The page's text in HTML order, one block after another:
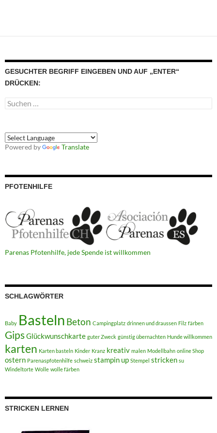
GESUCHTER BEGRIFF EINGEBEN UND AUF „ENTER“
DRÜCKEN:
Suchen
nach:
Powered by Translate
PFOTENHILFE
Parenas Pfotenhilfe, jede Spende ist willkommen
SCHLAGWÖRTER
Baby Basteln Beton Campingplatz drinnen und draussen Filz färben
GipsGlückwunschkarte guter Zweck günstig übernachten Hunde willkommen
karten Karten basteln Kinder Kranz kreativ malen Modellbahn online Shop
ostern Parenaspfotenhilfe schweiz stampin up Stempel stricken su
Windeltorte Wolle wolle färben
STRICKEN LERNEN